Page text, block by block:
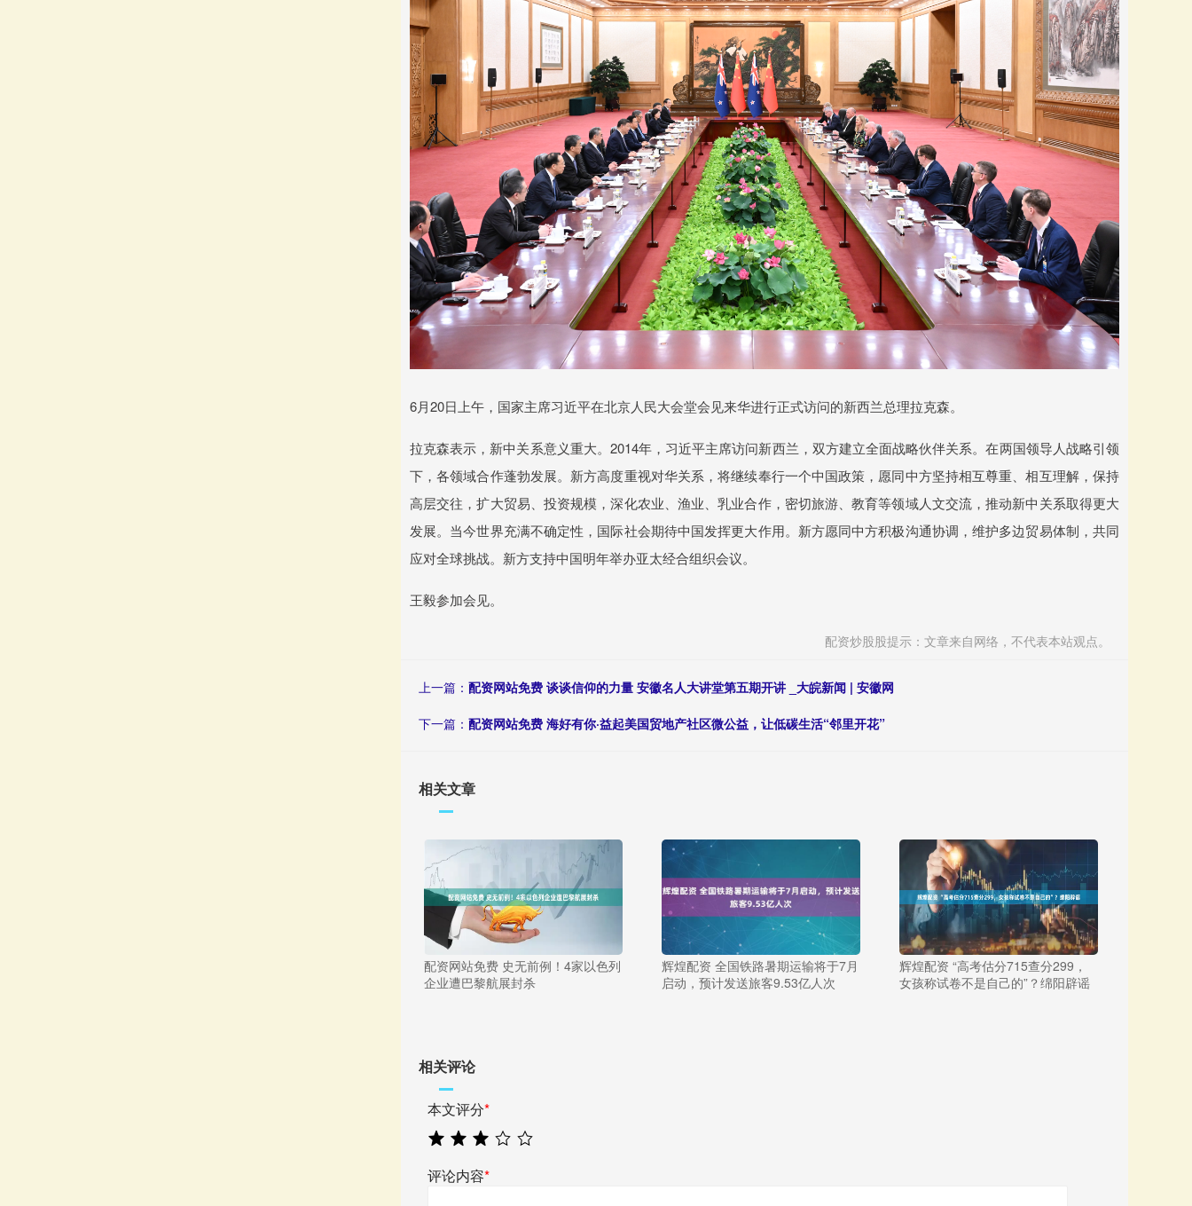
6月20日上午，国家主席习近平在北京人民大会堂会见来华进行正式访问的新西兰总理拉克森。
拉克森表示，新中关系意义重大。2014年，习近平主席访问新西兰，双方建立全面战略伙伴关系。在两国领导人战略引领
下，各领域合作蓬勃发展。新方高度重视对华关系，将继续奉行一个中国政策，愿同中方坚持相互尊重、相互理解，保持
高层交往，扩大贸易、投资规模，深化农业、渔业、乳业合作，密切旅游、教育等领域人文交流，推动新中关系取得更大
发展。当今世界充满不确定性，国际社会期待中国发挥更大作用。新方愿同中方积极沟通协调，维护多边贸易体制，共同
应对全球挑战。新方支持中国明年举办亚太经合组织会议。
王毅参加会见。
配资炒股股提示：文章来自网络，不代表本站观点。
上一篇： 配资网站免费 谈谈信仰的力量 安徽名人大讲堂第五期开讲 _大皖新闻 | 安徽网
下一篇： 配资网站免费 海好有你·益起美国贸地产社区微公益，让低碳生活“邻里开花”
相关文章
配资网站免费 史无前例！4家以色列
企业遭巴黎航展封杀
辉煌配资 全国铁路暑期运输将于7月
启动，预计发送旅客9.53亿人次
辉煌配资 “高考估分715查分299，
女孩称试卷不是自己的”？绵阳辟谣
相关评论
本文评分*
评论内容*